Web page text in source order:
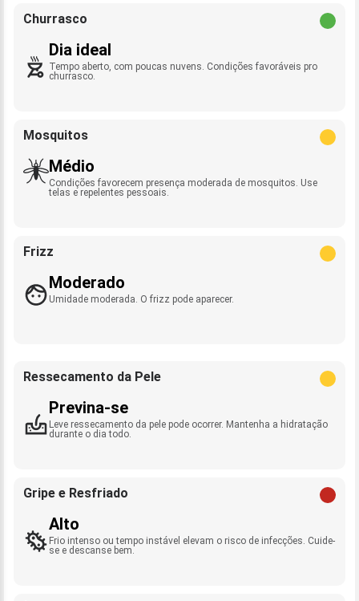
Churrasco
Dia ideal
Tempo aberto, com poucas nuvens. Condições favoráveis pro
churrasco.
Mosquitos
Médio
Condições favorecem presença moderada de mosquitos. Use
telas e repelentes pessoais.
Frizz
Moderado
Umidade moderada. O frizz pode aparecer.
Ressecamento da Pele
Previna-se
Leve ressecamento da pele pode ocorrer. Mantenha a hidratação
durante o dia todo.
Gripe e Resfriado
Alto
Frio intenso ou tempo instável elevam o risco de infecções. Cuide-
se e descanse bem.